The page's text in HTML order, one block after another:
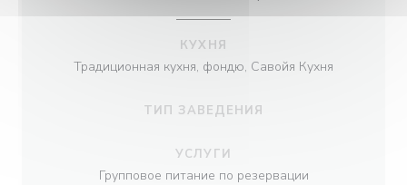
КУХНЯ
Традиционная кухня, фондю, Савойя Кухня
ТИП ЗАВЕДЕНИЯ
УСЛУГИ
Групповое питание по резервации